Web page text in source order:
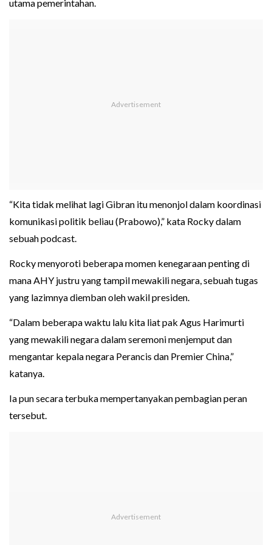
utama pemerintahan.
“Kita tidak melihat lagi Gibran itu menonjol dalam koordinasi
komunikasi politik beliau (Prabowo),” kata Rocky dalam
sebuah podcast.
Rocky menyoroti beberapa momen kenegaraan penting di
mana AHY justru yang tampil mewakili negara, sebuah tugas
yang lazimnya diemban oleh wakil presiden.
“Dalam beberapa waktu lalu kita liat pak Agus Harimurti
yang mewakili negara dalam seremoni menjemput dan
mengantar kepala negara Perancis dan Premier China,”
katanya.
Ia pun secara terbuka mempertanyakan pembagian peran
tersebut.